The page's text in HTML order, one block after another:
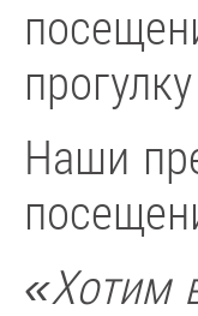
Наши
«Хотим